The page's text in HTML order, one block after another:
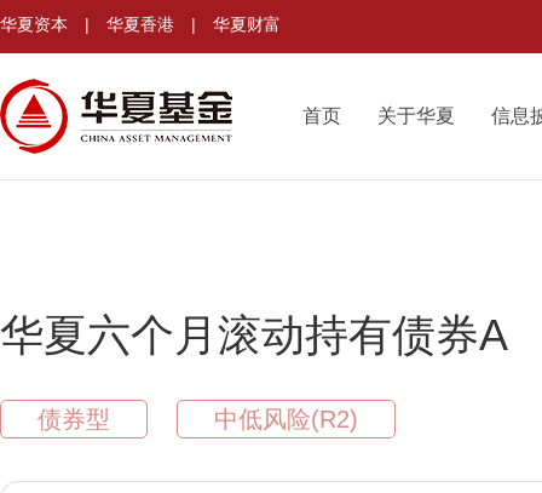
华夏资本 | 华夏香港 | 华夏财富
首页 关于华夏 信息
华夏六个月滚动持有债券A
债券型 中低风险(R2)